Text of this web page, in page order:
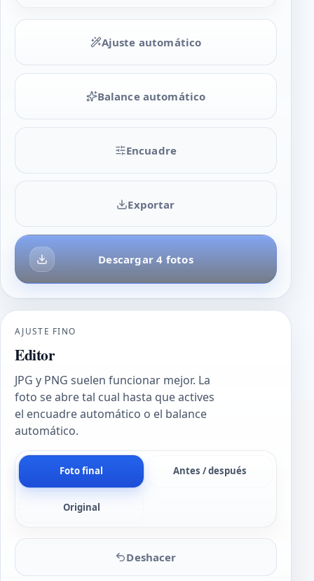
Ajuste automático
Balance automático
Encuadre
Descargar 4 fotos
Exportar
AJUSTE FINO
Editor
JPG y PNG suelen funcionar mejor. La
foto se abre tal cual hasta que actives
el encuadre automático o el balance
automático.
Foto final Antes / después
Original
Deshacer